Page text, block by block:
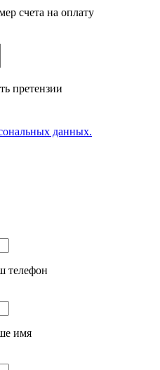
счета на оплату
претензии
данных.
телефон
имя